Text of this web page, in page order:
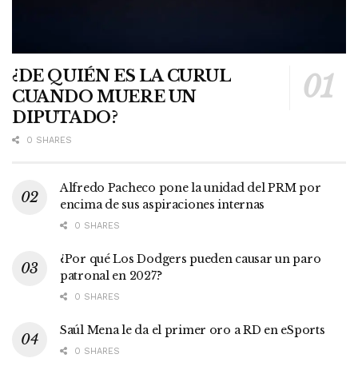
¿DE QUIÉN ES LA CURUL
CUANDO MUERE UN
DIPUTADO?
0 SHARES
Alfredo Pacheco pone la unidad del PRM por
encima de sus aspiraciones internas
0 SHARES
¿Por qué Los Dodgers pueden causar un paro
patronal en 2027?
0 SHARES
Saúl Mena le da el primer oro a RD en eSports
0 SHARES